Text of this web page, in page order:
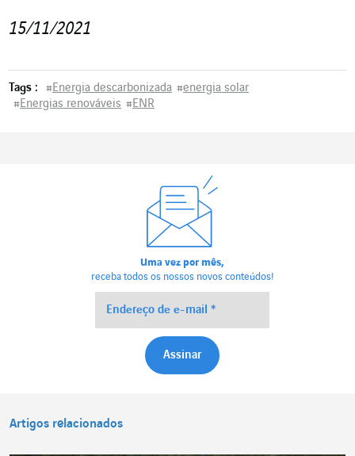
15/11/2021
Tags : #Energia descarbonizada #energia solar
#Energias renováveis #ENR
Uma vez por mês,
receba todos os nossos novos conteúdos!
Artigos relacionados